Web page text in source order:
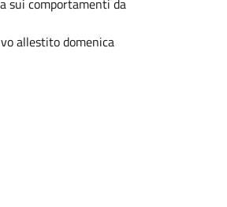
sui comportamenti da
allestito domenica